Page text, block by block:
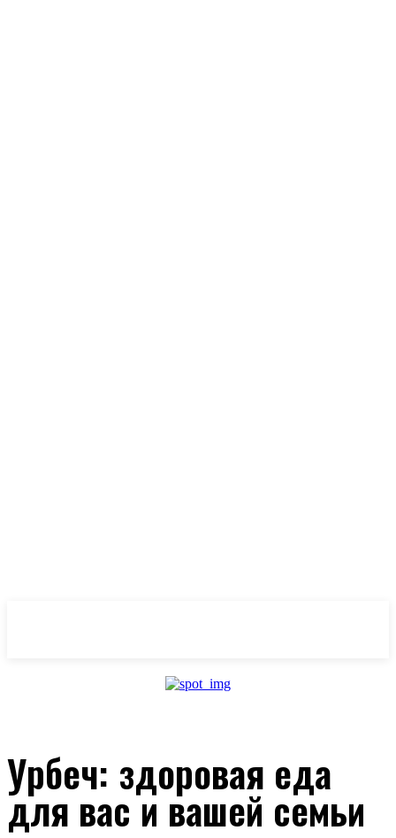
Урбеч: здоровая еда
для вас и вашей семьи